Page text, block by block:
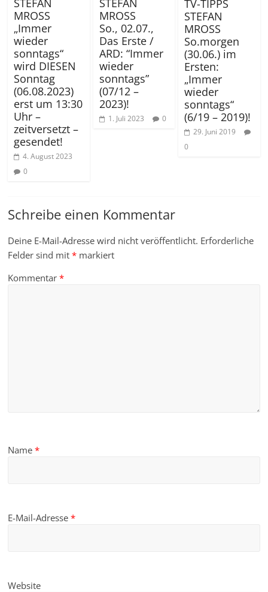
STEFAN
MROSS
„Immer
wieder
sonntags“
wird DIESEN
Sonntag
(06.08.2023)
erst um 13:30
Uhr –
zeitversetzt –
gesendet!
4. August 2023
0
STEFAN
MROSS
So., 02.07.,
Das Erste /
ARD: “Immer
wieder
sonntags”
(07/12 –
2023)!
1. Juli 2023 0
TV-TIPPS
STEFAN
MROSS
So.morgen
(30.06.) im
Ersten:
„Immer
wieder
sonntags“
(6/19 – 2019)!
29. Juni 2019
0
Schreibe einen Kommentar
Deine E-Mail-Adresse wird nicht veröffentlicht. Erforderliche
Felder sind mit* markiert
Kommentar*
Name*
E-Mail-Adresse*
Website